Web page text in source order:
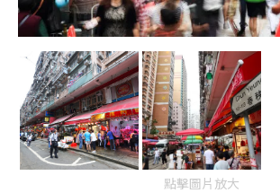
點擊圖片放大